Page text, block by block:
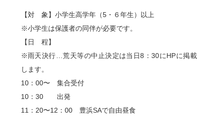
【対 象】小学生高学年（5・６年生）以上
※小学生は保護者の同伴が必要です。
【日 程】
※雨天決行…荒天等の中止決定は当日8：30にHPに掲載
します。
10：00〜 集合受付
10：30 出発
11：20〜12：00 豊浜SAで自由昼食